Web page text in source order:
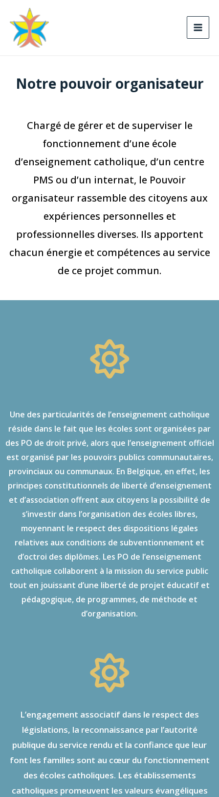
Notre pouvoir organisateur
Chargé de gérer et de superviser le
fonctionnement d’une école
d’enseignement catholique, d’un centre
PMS ou d’un internat, le Pouvoir
organisateur rassemble des citoyens aux
expériences personnelles et
professionnelles diverses. Ils apportent
chacun énergie et compétences au service
de ce projet commun.
Une des particularités de l’enseignement catholique
réside dans le fait que les écoles sont organisées par
des PO de droit privé, alors que l’enseignement officiel
est organisé par les pouvoirs publics communautaires,
provinciaux ou communaux. En Belgique, en effet, les
principes constitutionnels de liberté d’enseignement
et d’association offrent aux citoyens la possibilité de
s’investir dans l’organisation des écoles libres,
moyennant le respect des dispositions légales
relatives aux conditions de subventionnement et
d’octroi des diplômes. Les PO de l’enseignement
catholique collaborent à la mission du service public
tout en jouissant d’une liberté de projet éducatif et
pédagogique, de programmes, de méthode et
d’organisation.
L’engagement associatif dans le respect des
législations, la reconnaissance par l’autorité
publique du service rendu et la confiance que leur
font les familles sont au cœur du fonctionnement
des écoles catholiques. Les établissements
catholiques promeuvent les valeurs évangéliques